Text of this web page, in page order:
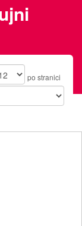
po stranici